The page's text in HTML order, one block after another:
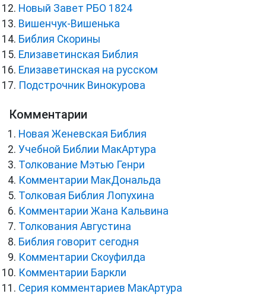
Новый Завет РБО 1824
Вишенчук-Вишенька
Библия Скорины
Елизаветинская Библия
Елизаветинская на русском
Подстрочник Винокурова
Комментарии
Новая Женевская Библия
Учебной Библии МакАртура
Толкование Мэтью Генри
Комментарии МакДональда
Толковая Библия Лопухина
Комментарии Жана Кальвина
Толкования Августина
Библия говорит сегодня
Комментарии Скоуфилда
Комментарии Баркли
Серия комментариев МакАртура